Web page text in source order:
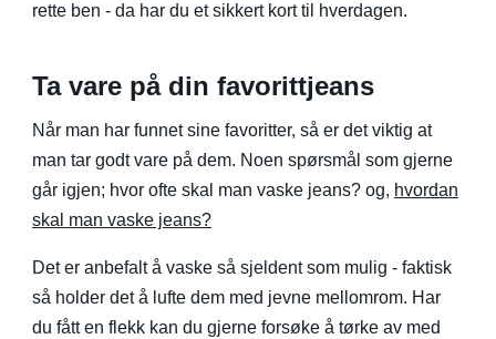
rette ben - da har du et sikkert kort til hverdagen.
Ta vare på din favorittjeans
Når man har funnet sine favoritter, så er det viktig at
man tar godt vare på dem. Noen spørsmål som gjerne
går igjen; hvor ofte skal man vaske jeans? og, hvordan
skal man vaske jeans?
Det er anbefalt å vaske så sjeldent som mulig - faktisk
så holder det å lufte dem med jevne mellomrom. Har
du fått en flekk kan du gjerne forsøke å tørke av med